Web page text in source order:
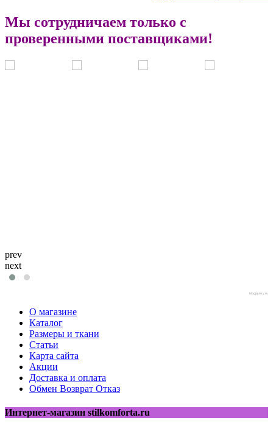
Мы сотрудничаем только с
проверенными поставщиками!
prev
next
blogjquery.ru
О магазине
Каталог
Размеры и ткани
Статьи
Карта сайта
Акции
Доставка и оплата
Обмен Возврат Отказ
Интернет-магазин stilkomforta.ru